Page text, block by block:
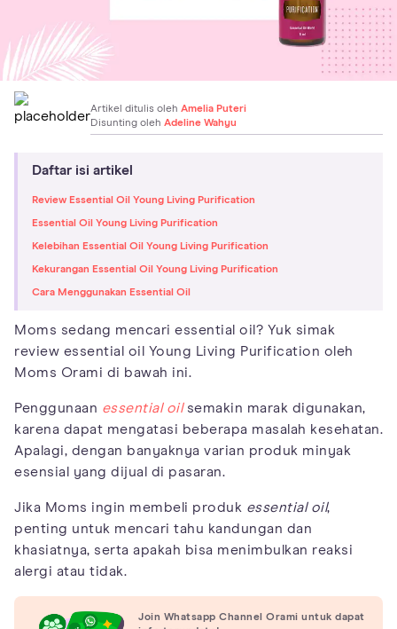
Artikel ditulis oleh Amelia Puteri
Disunting oleh Adeline Wahyu
Daftar isi artikel
Review Essential Oil Young Living Purification
Essential Oil Young Living Purification
Kelebihan Essential Oil Young Living Purification
Kekurangan Essential Oil Young Living Purification
Cara Menggunakan Essential Oil
Moms sedang mencari essential oil? Yuk simak
review essential oil Young Living Purification oleh
Moms Orami di bawah ini.
Penggunaan essential oilsemakin marak digunakan,
karena dapat mengatasi beberapa masalah kesehatan.
Apalagi, dengan banyaknya varian produk minyak
esensial yang dijual di pasaran.
Jika Moms ingin membeli produk essential oil,
penting untuk mencari tahu kandungan dan
khasiatnya, serta apakah bisa menimbulkan reaksi
alergi atau tidak.
Join Whatsapp Channel Orami untuk dapat